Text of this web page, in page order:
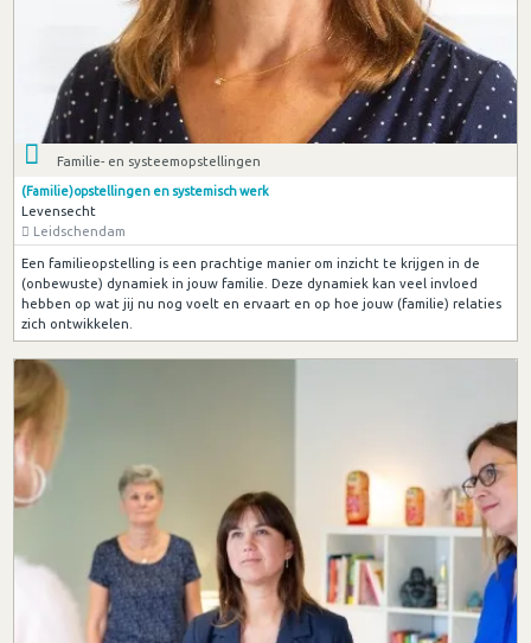
Familie- en systeemopstellingen
(Familie)opstellingen en systemisch werk
Levensecht
Leidschendam
Een familieopstelling is een prachtige manier om inzicht te krijgen in de
(onbewuste) dynamiek in jouw familie. Deze dynamiek kan veel invloed
hebben op wat jij nu nog voelt en ervaart en op hoe jouw (familie) relaties
zich ontwikkelen.